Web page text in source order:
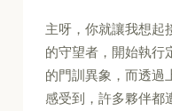
主呀，你就讓我想起
的守望者，開始執行
的門訓異象，而透過
感受到，許多夥伴都